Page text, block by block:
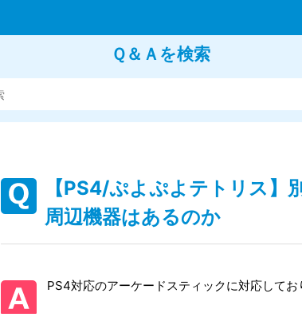
Ｑ＆Ａを検索
【PS4/ぷよぷよテトリス】
周辺機器はあるのか
PS4対応のアーケードスティックに対応してお